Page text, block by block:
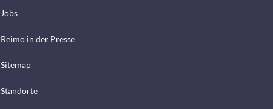
Jobs
Reimo in der Presse
Sitemap
Standorte